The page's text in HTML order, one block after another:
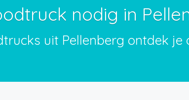
nodig in
uit Pellenberg ontdek je